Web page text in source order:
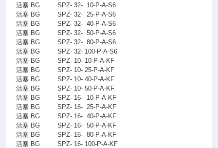
活塞 BG
SPZ- 32- 10-P-A-S6
活塞 BG
SPZ- 32- 25-P-A-S6
活塞 BG
SPZ- 32- 40-P-A-S6
活塞 BG
SPZ- 32- 50-P-A-S6
活塞 BG
SPZ- 32- 80-P-A-S6
活塞 BG
SPZ- 32- 100-P-A-S6
活塞 BG
SPZ- 10- 10-P-A-KF
活塞 BG
SPZ- 10- 25-P-A-KF
活塞 BG
SPZ- 10- 40-P-A-KF
活塞 BG
SPZ- 10- 50-P-A-KF
活塞 BG
SPZ- 16- 10-P-A-KF
活塞 BG
SPZ- 16- 25-P-A-KF
活塞 BG
SPZ- 16- 40-P-A-KF
活塞 BG
SPZ- 16- 50-P-A-KF
活塞 BG
SPZ- 16- 80-P-A-KF
活塞 BG
SPZ- 16- 100-P-A-KF